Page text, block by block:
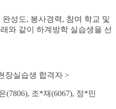
성도, 봉사경력, 참여 학교 및
와 같이 하계방학 실습생을 선
장실습생 합격자 >
(7806), 조*재(6067), 정*민